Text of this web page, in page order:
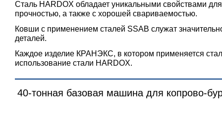
Сталь HARDOX обладает уникальными свойствами
прочностью, а также с хорошей свариваемостью.
Ковши с применением сталей SSAB служат
деталей.
Каждое изделие КРАНЭКС, в котором применяется
использование стали HARDOX.
40-тонная базовая машина для копрово-